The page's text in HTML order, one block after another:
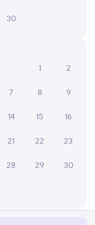
удобной работы
30
1
2
7 8 9
14 15 16
21 22 23
28 29 30